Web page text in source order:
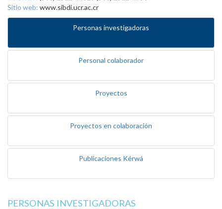
Sitio web: www.sibdi.ucr.ac.cr
Personas investigadoras
Personal colaborador
Proyectos
Proyectos en colaboración
Publicaciones Kérwá
PERSONAS INVESTIGADORAS